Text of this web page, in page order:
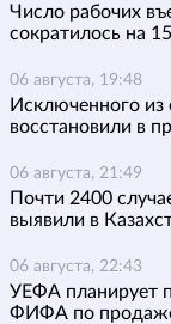
Число рабочих
сократилось на
06 августа, 19:48
Исключенного
восстановили в
06 августа, 21:49
Почти 2400
выявили в
06 августа, 22:43
УЕФА планирует
ФИФА по